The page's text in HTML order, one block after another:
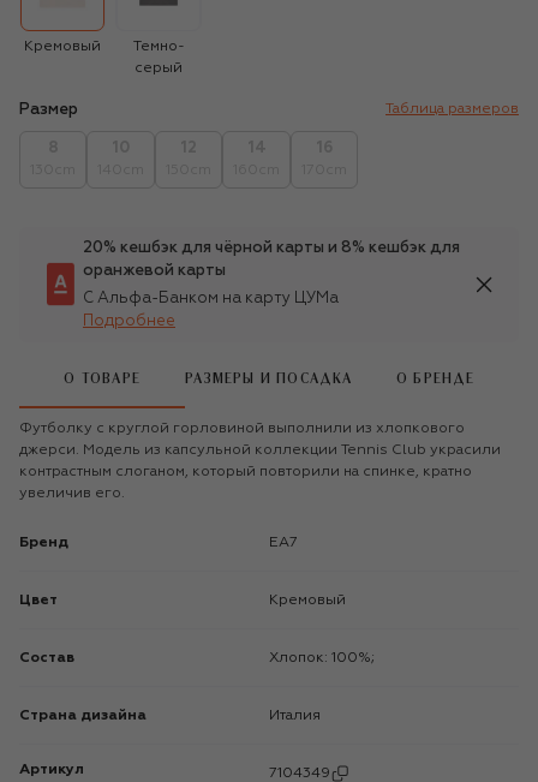
Кремовый
Темно-
серый
Размер Таблица размеров
20% кешбэк для чёрной карты и 8% кешбэк для
оранжевой карты
С Альфа-Банком на карту ЦУМа
Подробнее
О ТОВАРЕ РАЗМЕРЫ И ПОСАДКА О БРЕНДЕ
Футболку с круглой горловиной выполнили из хлопкового
джерси. Модель из капсульной коллекции Tennis Club украсили
контрастным слоганом, который повторили на спинке, кратно
увеличив его.
Бренд EA7
Цвет Кремовый
Состав Хлопок: 100%;
Страна дизайна Италия
Артикул 7104349